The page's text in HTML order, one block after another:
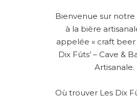
Bienvenue sur notre
à la bière
appelée « craft beer
Dix Fûts’ – Cave &
Artisanale.
Où trouver Les Dix